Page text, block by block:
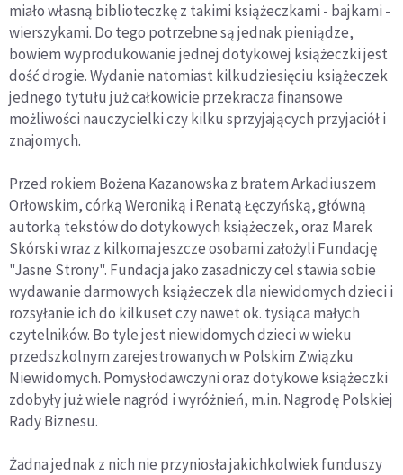
miało własną biblioteczkę z takimi książeczkami - bajkami -
wierszykami. Do tego potrzebne są jednak pieniądze,
bowiem wyprodukowanie jednej dotykowej książeczki jest
dość drogie. Wydanie natomiast kilkudziesięciu książeczek
jednego tytułu już całkowicie przekracza finansowe
możliwości nauczycielki czy kilku sprzyjających przyjaciół i
znajomych.
Przed rokiem Bożena Kazanowska z bratem Arkadiuszem
Orłowskim, córką Weroniką i Renatą Łęczyńską, główną
autorką tekstów do dotykowych książeczek, oraz Marek
Skórski wraz z kilkoma jeszcze osobami założyli Fundację
"Jasne Strony". Fundacja jako zasadniczy cel stawia sobie
wydawanie darmowych książeczek dla niewidomych dzieci i
rozsyłanie ich do kilkuset czy nawet ok. tysiąca małych
czytelników. Bo tyle jest niewidomych dzieci w wieku
przedszkolnym zarejestrowanych w Polskim Związku
Niewidomych. Pomysłodawczyni oraz dotykowe książeczki
zdobyły już wiele nagród i wyróżnień, m.in. Nagrodę Polskiej
Rady Biznesu.
Żadna jednak z nich nie przyniosła jakichkolwiek funduszy